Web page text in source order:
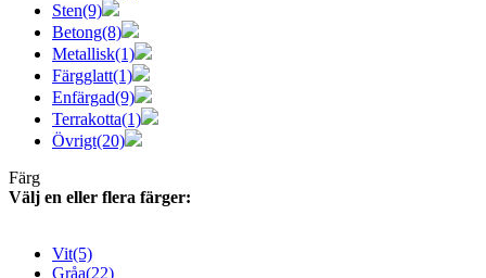
Sten(9)
Betong(8)
Metallisk(1)
Färgglatt(1)
Enfärgad(9)
Terrakotta(1)
Övrigt(20)
Färg
Välj en eller flera färger:
Vit(5)
Gråa(22)